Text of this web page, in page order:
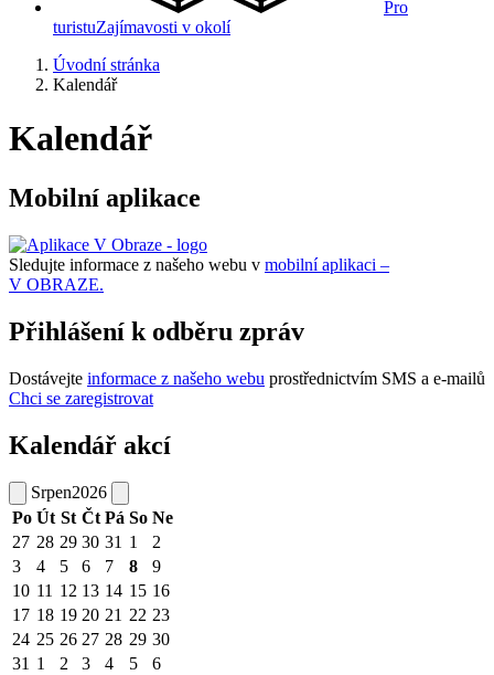
Pro
turistuZajímavosti v okolí
Úvodní stránka
Kalendář
Kalendář
Mobilní aplikace
Sledujte informace z našeho webu v mobilní aplikaci –
V OBRAZE.
Přihlášení k odběru zpráv
Dostávejte informace z našeho webu prostřednictvím SMS a e-mailů
Chci se zaregistrovat
Kalendář akcí
Srpen2026
Po Út St Čt Pá So Ne
27 28 29 30 31 1
2
3
4 5 6 7 8
9
10 11 12 13 14 15 16
17 18 19 20 21 22 23
24 25 26 27 28 29 30
31 1 2 3 4 5 6